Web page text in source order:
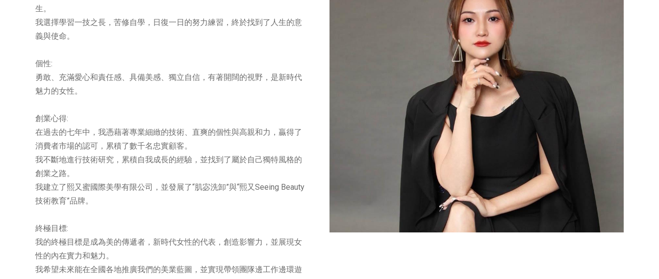
生。
我選擇學習一技之長，苦修自學，日復一日的努力練習，終於找到了人生的意
義與使命。
個性:
勇敢、充滿愛心和責任感、具備美感、獨立自信，有著開闊的視野，是新時代
魅力的女性。
創業心得:
在過去的七年中，我憑藉著專業細緻的技術、直爽的個性與高親和力，贏得了
消費者市場的認可，累積了數千名忠實顧客。
我不斷地進行技術研究，累積自我成長的經驗，並找到了屬於自己獨特風格的
創業之路。
我建立了熙又蜜國際美學有限公司，並發展了“肌宓洗卸”與“熙又Seeing Beauty
技術教育”品牌。
終極目標:
我的終極目標是成為美的傳遞者，新時代女性的代表，創造影響力，並展現女
性的內在實力和魅力。
我希望未來能在全國各地推廣我們的美業藍圖，並實現帶領團隊邊工作邊環遊